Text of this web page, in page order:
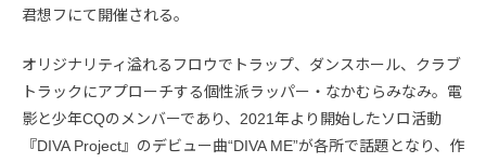
君想フにて開催される。
オリジナリティ溢れるフロウでトラップ、ダンスホール、クラブ
トラックにアプローチする個性派ラッパー・なかむらみなみ。電
影と少年CQのメンバーであり、2021年より開始したソロ活動
『DIVA Project』のデビュー曲“DIVA ME”が各所で話題となり、作